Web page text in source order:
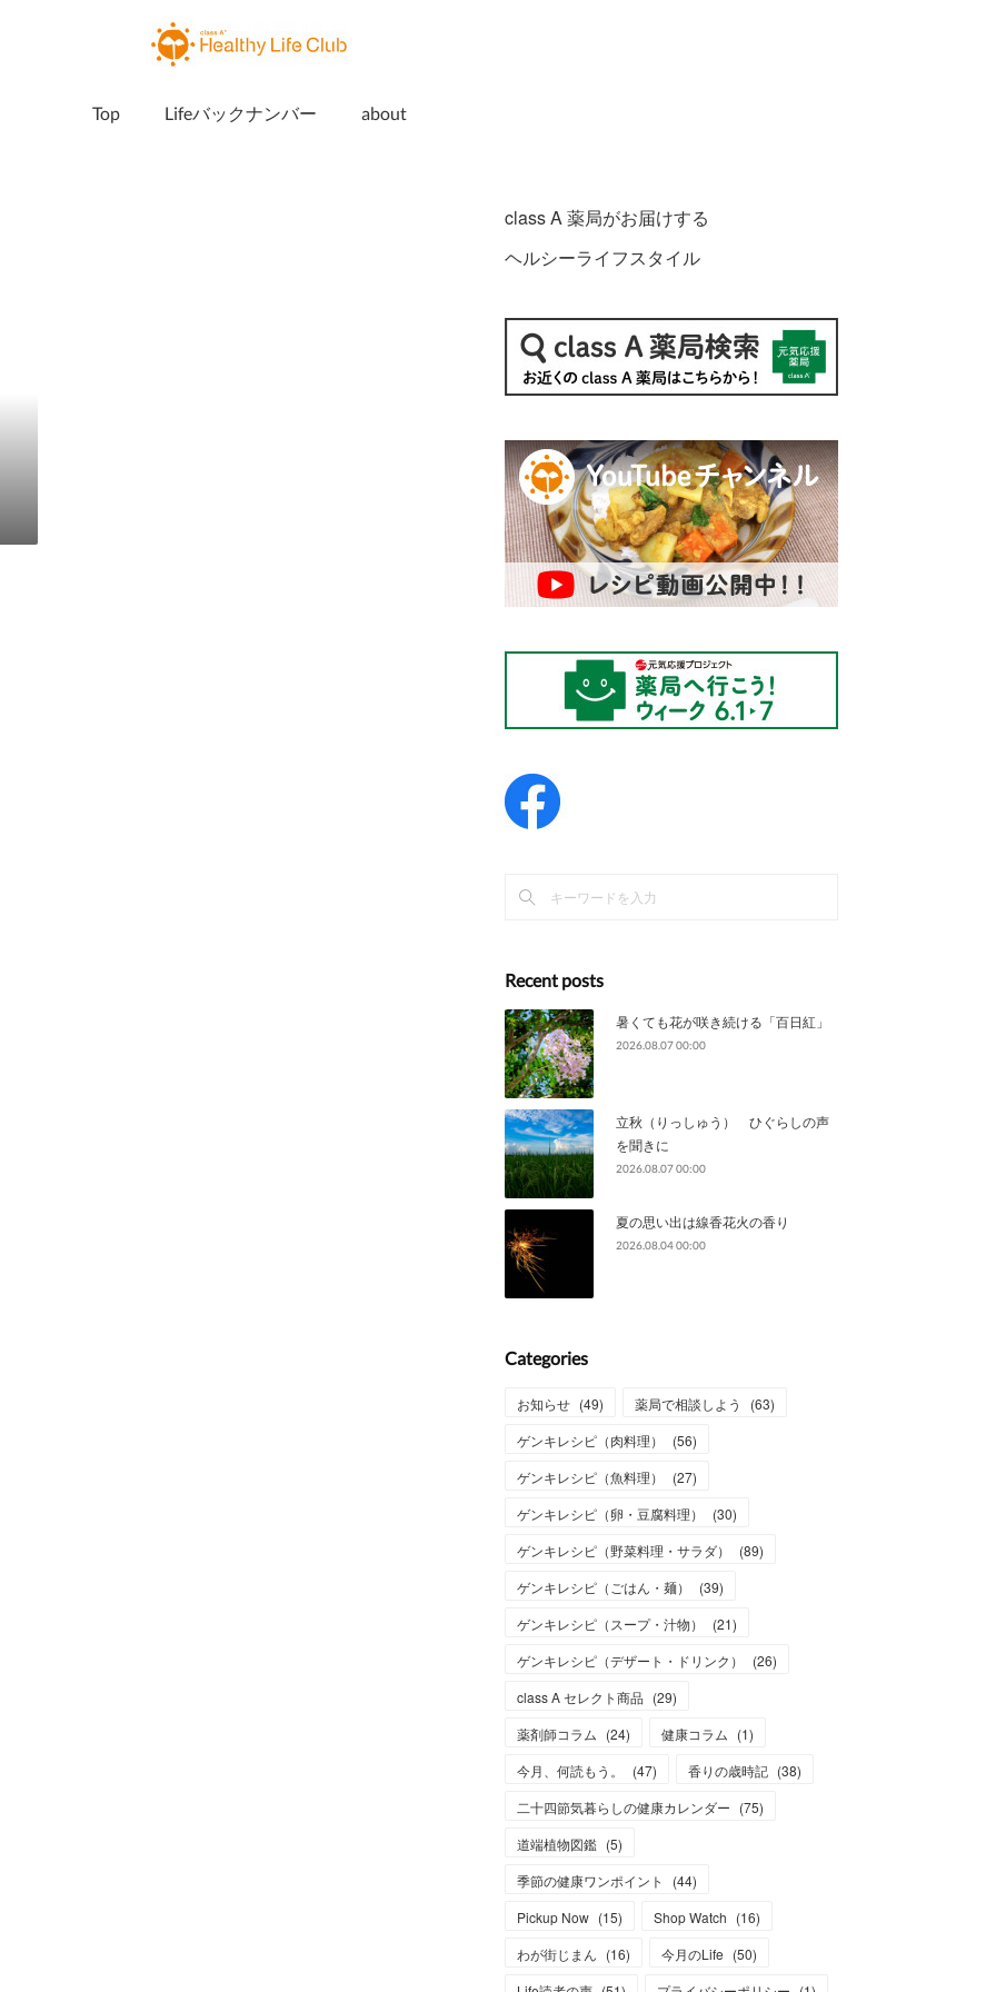
Top Lifeバックナンバー about
class A 薬局がお届けする
ヘルシーライフスタイル
Recent posts
暑くても花が咲き続ける「百日紅」
2026.08.07 00:00
立秋（りっしゅう） ひぐらしの声
を聞きに
2026.08.07 00:00
夏の思い出は線香花火の香り
2026.08.04 00:00
Categories
お知らせ (49) 薬局で相談しよう (63)
ゲンキレシピ（肉料理）
(56)
ゲンキレシピ（魚料理）
(27)
ゲンキレシピ（卵・豆腐料理）
(30)
ゲンキレシピ（野菜料理・サラダ）
(89)
ゲンキレシピ（ごはん・麺）
(39)
ゲンキレシピ（スープ・汁物）
(21)
ゲンキレシピ（デザート・ドリンク）
(26)
class A セレクト商品 (29)
薬剤師コラム (24) 健康コラム (1)
今月、何読もう。
(47) 香りの歳時記 (38)
二十四節気暮らしの健康カレンダー (75)
道端植物図鑑 (5)
季節の健康ワンポイント
(44)
Pickup Now (15) Shop Watch (16)
わが街じまん (16) 今月のLife (50)